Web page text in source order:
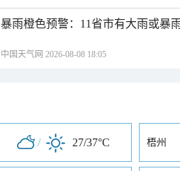
暴雨橙色预警：11省市有大雨或暴
中国天气网 2026-08-08 18:05
/ 27/37°C 梧州